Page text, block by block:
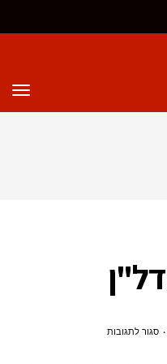
סגור לתגובותעל